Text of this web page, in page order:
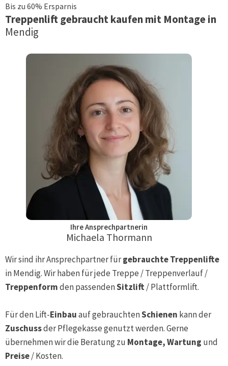
Bis zu 60% Ersparnis
Treppenliftgebraucht kaufen mit Montage in
Mendig
Ihre Ansprechpartnerin
Michaela Thormann
Wir sind ihr Ansprechpartner fürgebrauchte Treppenlifte
inMendig. Wir haben für jede Treppe / Treppenverlauf /
Treppenformden passendenSitzlift/ Plattformlift.
Für den Lift-Einbauauf gebrauchtenSchienen kann der
Zuschussder Pflegekasse genutzt werden. Gerne
übernehmen wir die Beratung zu Montage, Wartung und
Preise/ Kosten.